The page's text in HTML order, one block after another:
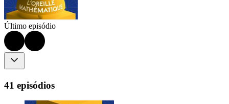
Último episódio
41 episódios